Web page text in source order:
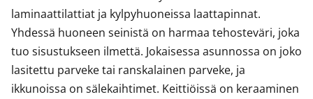
laminaattilattiat ja kylpyhuoneissa laattapinnat.
Yhdessä huoneen seinistä on harmaa tehosteväri, joka
tuo sisustukseen ilmettä. Jokaisessa asunnossa on joko
lasitettu parveke tai ranskalainen parveke, ja
ikkunoissa on sälekaihtimet. Keittiöissä on keraaminen